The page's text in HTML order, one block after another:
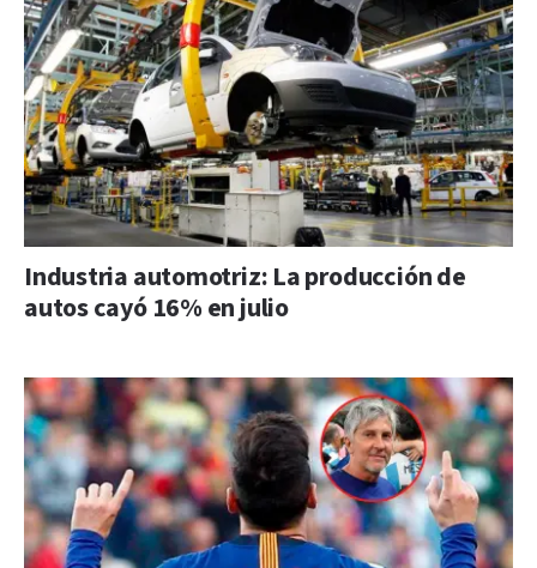
Industria automotriz: La producción de
autos cayó 16% en julio